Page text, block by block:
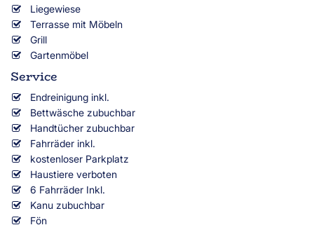
Liegewiese
Terrasse mit Möbeln
Grill
Gartenmöbel
Service
Endreinigung inkl.
Bettwäsche zubuchbar
Handtücher zubuchbar
Fahrräder inkl.
kostenloser Parkplatz
Haustiere verboten
6 Fahrräder Inkl.
Kanu zubuchbar
Fön